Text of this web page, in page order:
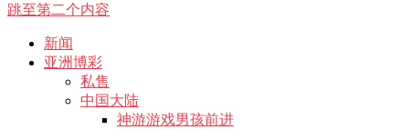
跳至第二个内容
新闻
亚洲博彩
私售
中国大陆
神游游戏男孩前进